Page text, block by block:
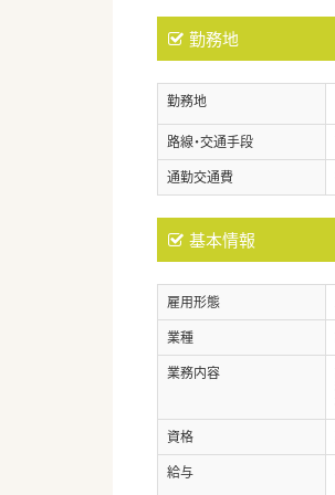
勤務地
勤務地
路線・交通手段
通勤交通費
基本情報
雇用形態
業種
業務内容
資格
給与